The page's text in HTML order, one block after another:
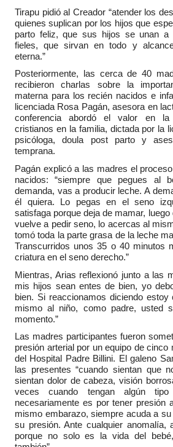
Tirapu pidió al Creador “atender los
quienes suplican por los hijos que
parto feliz, que sus hijos se unan a
fieles, que sirvan en todo y
eterna.”
Posteriormente, las cerca de 40
recibieron charlas sobre la
materna para los recién nacidos e
licenciada Rosa Pagán, asesora en
conferencia abordó el valor en
cristianos en la familia, dictada por la
psicóloga, doula post parto y
temprana.
Pagán explicó a las madres el
nacidos: “siempre que pegues al
demanda, vas a producir leche. A
él quiera. Lo pegas en el seno
satisfaga porque deja de mamar,
vuelve a pedir seno, lo acercas al
tomó toda la parte grasa de la leche
Transcurridos unos 35 o 40 minutos
criatura en el seno derecho.”
Mientras, Arias reflexionó junto a las
mis hijos sean entes de bien, yo
bien. Si reaccionamos diciendo
mismo al niño, como padre, usted
momento.”
Las madres participantes fueron
presión arterial por un equipo de cinco
del Hospital Padre Billini. El galeno
las presentes “cuando sientan que
sientan dolor de cabeza, visión
veces cuando tengan algún
necesariamente es por tener presión
mismo embarazo, siempre acuda a
su presión. Ante cualquier anomalía,
porque no solo es la vida del